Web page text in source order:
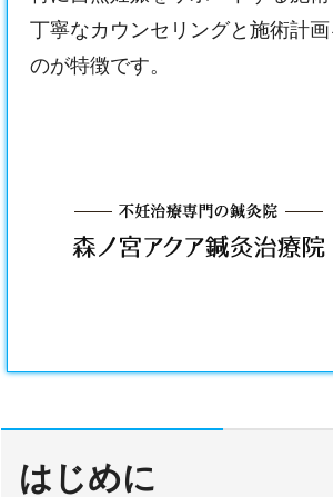
丁寧なカウンセリングと施術計
のが特徴です。
はじめに